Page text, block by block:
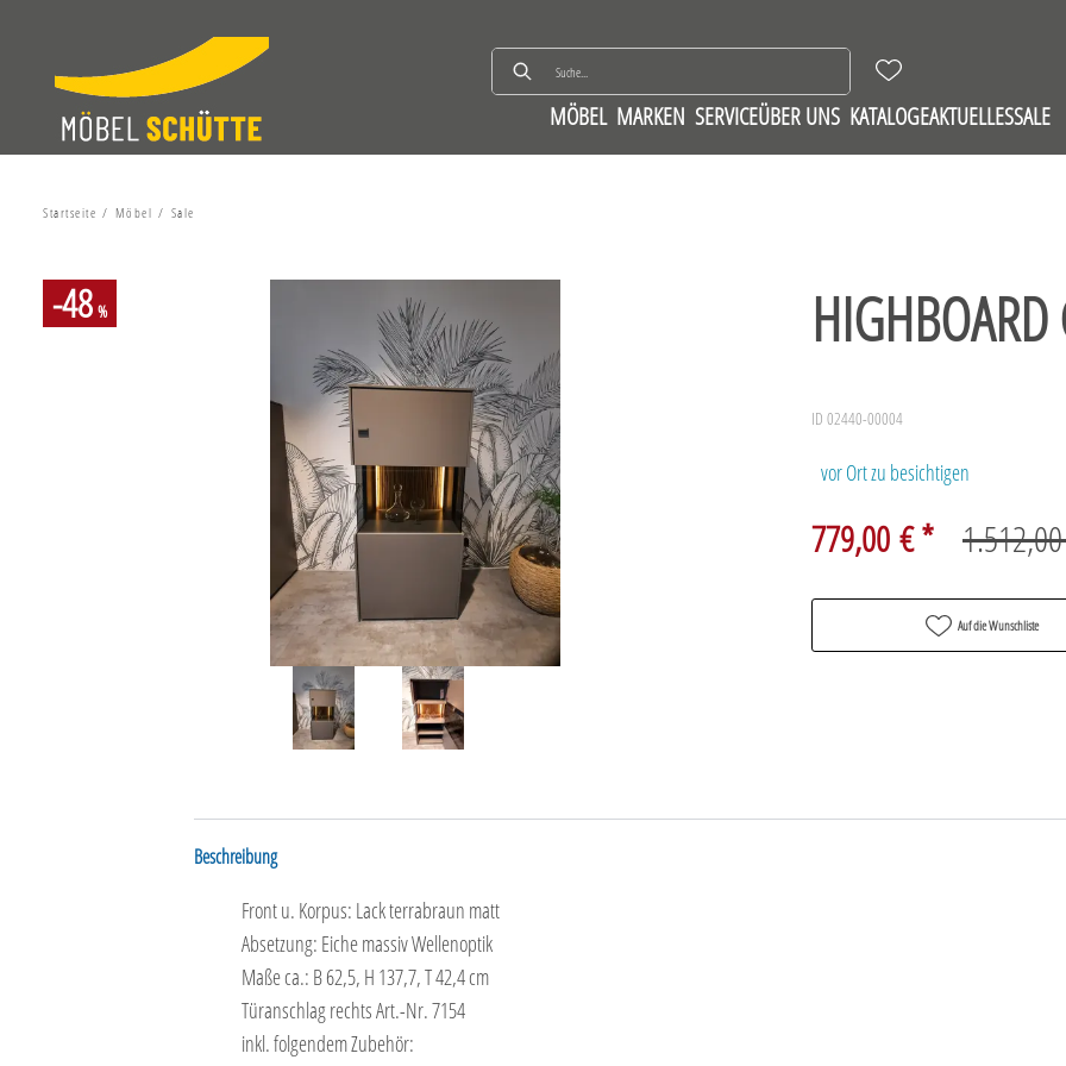
MÖBEL MARKEN SERVICEÜBER UNS KATALOGEAKTUELLESSALE
Startseite Möbel Sale
-48 %
ID 02440-00004
vor Ort zu besichtigen
779,00 € *
Auf die Wunschliste
Beschreibung
Front u. Korpus: Lack terrabraun matt
Absetzung: Eiche massiv Wellenoptik
Maße ca.: B 62,5, H 137,7, T 42,4 cm
Türanschlag rechts Art.-Nr. 7154
inkl. folgendem Zubehör: